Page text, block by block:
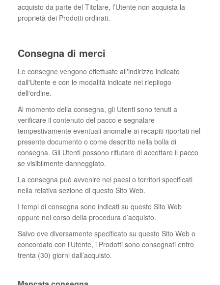
acquisto da parte del Titolare, l’Utente non acquista la
proprietà dei Prodotti ordinati.
Consegna di merci
Le consegne vengono effettuate all'indirizzo indicato
dall'Utente e con le modalità indicate nel riepilogo
dell'ordine.
Al momento della consegna, gli Utenti sono tenuti a
verificare il contenuto del pacco e segnalare
tempestivamente eventuali anomalie ai recapiti riportati nel
presente documento o come descritto nella bolla di
consegna. Gli Utenti possono rifiutare di accettare il pacco
se visibilmente danneggiato.
La consegna può avvenire nei paesi o territori specificati
nella relativa sezione di questo Sito Web.
I tempi di consegna sono indicati su questo Sito Web
oppure nel corso della procedura d’acquisto.
Salvo ove diversamente specificato su questo Sito Web o
concordato con l’Utente, i Prodotti sono consegnati entro
trenta (30) giorni dall’acquisto.